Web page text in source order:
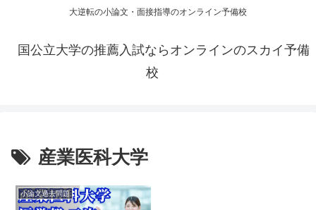
大逆転の小論文・面接指導のオンライン予備校
国公立大学の推薦入試ならオンラインのスカイ予備
校
産業医科大学
小論文過去問題